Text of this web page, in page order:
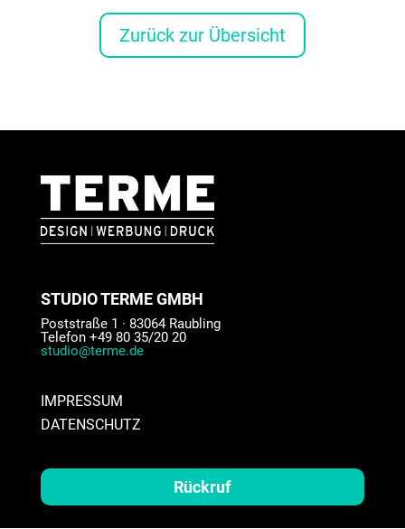
Zurück zur Übersicht
STUDIO TERME GMBH
Poststraße 1 · 83064 Raubling
Telefon +49 80 35/20 20
studio@terme.de
IMPRESSUM
DATENSCHUTZ
Rückruf